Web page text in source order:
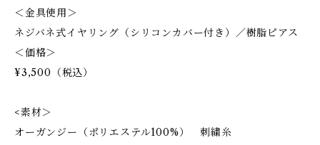
＜金具使用＞
ネジバネ式イヤリング（シリコンカバー付き）／樹脂ピアス
＜価格＞
¥3,500（税込）
<素材＞
オーガンジー（ポリエステル100%） 刺繍糸